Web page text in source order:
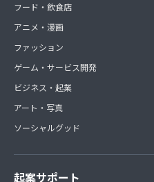
フード・飲食店
アニメ・漫画
ファッション
ゲーム・サービス開発
ビジネス・起業
アート・写真
ソーシャルグッド
起案サポート